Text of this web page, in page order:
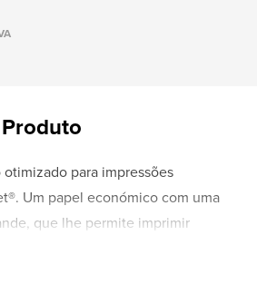
para impressões
Um papel económico com uma
que lhe permite imprimir
Conta com fibras